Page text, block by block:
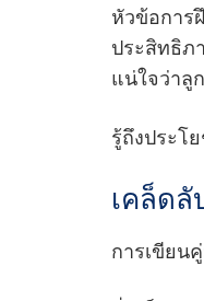
หัวข้อการ
ประสิทธิภ
แน่ใจว่าลู
รู้ถึงประโ
เคล็ด
การเขียน